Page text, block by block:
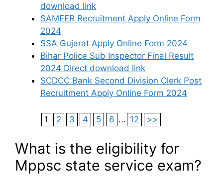
download link
SAMEER Recruitment Apply Online Form
2024
SSA Gujarat Apply Online Form 2024
Bihar Police Sub Inspector Final Result
2024 Direct download link
SCDCC Bank Second Division Clerk Post
Recruitment Apply Online Form 2024
1 2 3 4 5 6 ... 12 >>
What is the eligibility for
Mppsc state service exam?